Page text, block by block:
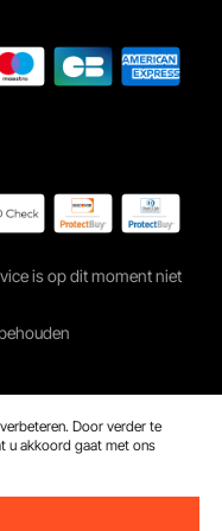
is op dit moment niet
Door verder te
u akkoord gaat met ons